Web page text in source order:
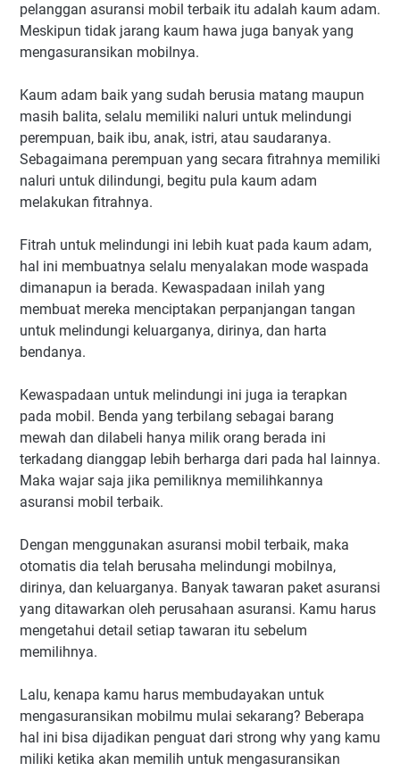
pelanggan asuransi mobil terbaik itu adalah kaum adam.
Meskipun tidak jarang kaum hawa juga banyak yang
mengasuransikan mobilnya.
Kaum adam baik yang sudah berusia matang maupun
masih balita, selalu memiliki naluri untuk melindungi
perempuan, baik ibu, anak, istri, atau saudaranya.
Sebagaimana perempuan yang secara fitrahnya memiliki
naluri untuk dilindungi, begitu pula kaum adam
melakukan fitrahnya.
Fitrah untuk melindungi ini lebih kuat pada kaum adam,
hal ini membuatnya selalu menyalakan mode waspada
dimanapun ia berada. Kewaspadaan inilah yang
membuat mereka menciptakan perpanjangan tangan
untuk melindungi keluarganya, dirinya, dan harta
bendanya.
Kewaspadaan untuk melindungi ini juga ia terapkan
pada mobil. Benda yang terbilang sebagai barang
mewah dan dilabeli hanya milik orang berada ini
terkadang dianggap lebih berharga dari pada hal lainnya.
Maka wajar saja jika pemiliknya memilihkannya
asuransi mobil terbaik.
Dengan menggunakan asuransi mobil terbaik, maka
otomatis dia telah berusaha melindungi mobilnya,
dirinya, dan keluarganya. Banyak tawaran paket asuransi
yang ditawarkan oleh perusahaan asuransi. Kamu harus
mengetahui detail setiap tawaran itu sebelum
memilihnya.
Lalu, kenapa kamu harus membudayakan untuk
mengasuransikan mobilmu mulai sekarang? Beberapa
hal ini bisa dijadikan penguat dari strong why yang kamu
miliki ketika akan memilih untuk mengasuransikan